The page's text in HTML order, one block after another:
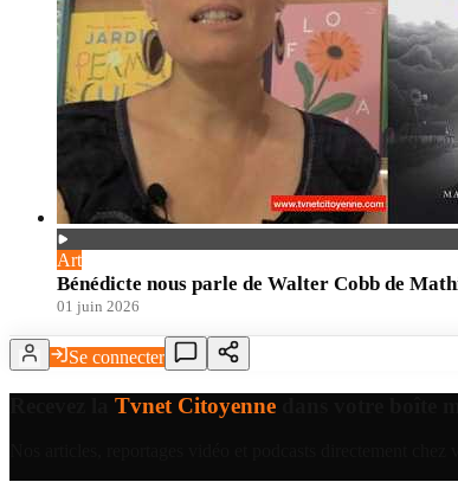
Art
Bénédicte nous parle de Walter Cobb de
01 juin 2026
Se connecter
Tvnet Citoyenne